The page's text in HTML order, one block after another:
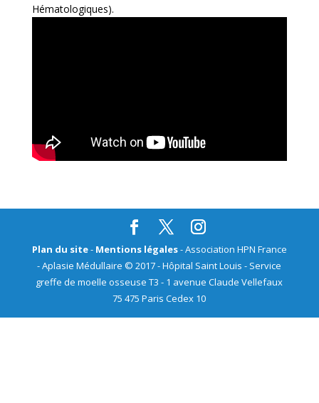
Hématologiques).
Plan du site- Mentions légales- Association HPN France
- Aplasie Médullaire © 2017 - Hôpital Saint Louis - Service
greffe de moelle osseuse T3 - 1 avenue Claude Vellefaux
75 475 Paris Cedex 10